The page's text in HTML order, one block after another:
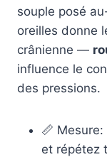
souple posé
oreilles donne
crânienne —
influence le
des pressions.
📏
et répétez